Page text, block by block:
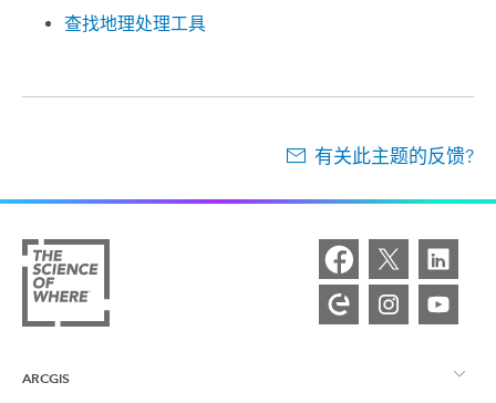
查找地理处理工具
有关此主题的反馈?
ARCGIS